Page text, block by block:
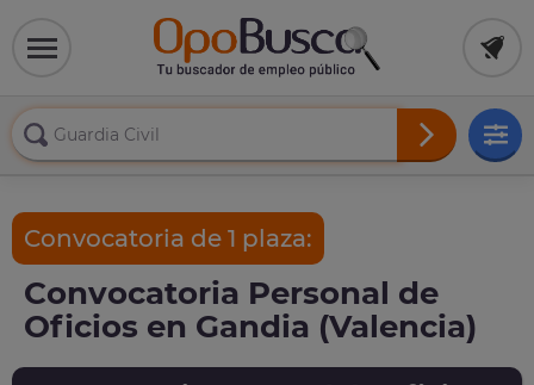
Convocatoria de 1 plaza:
Convocatoria Personal de
Oficios en Gandia (Valencia)